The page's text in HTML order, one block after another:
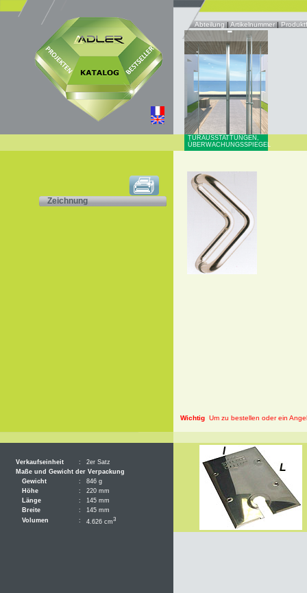
Abteilung|Artikelnummer|
Zeichnung
Verkaufseinheit :
2er Satz
Maße und Gewicht der Verpackung
Gewicht
:
846 g
Höhe
:
220 mm
Länge
:
145 mm
Breite
:
145 mm
Volumen
: 4.626 cm3
TÜRAUSSTATTUNGEN,
ÜBERWACHUNGSSPIEGEL
Wichtig Um zu bestellen oder ein